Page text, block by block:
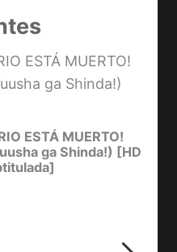
ESTÁ MUERTO!
ga Shinda!) [HD